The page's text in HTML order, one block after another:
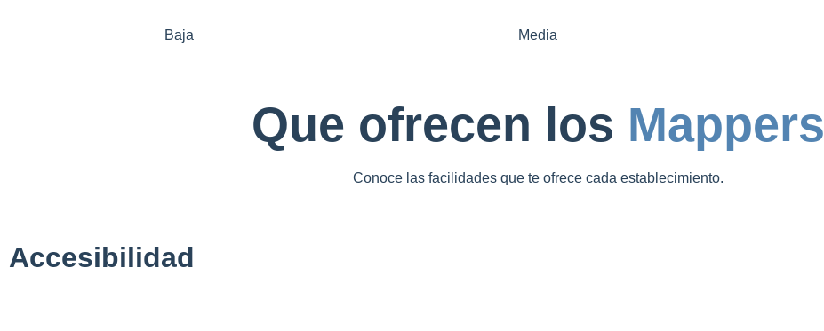
Baja Media
Que ofrecen los Mappers
Conoce las facilidades que te ofrece cada establecimiento.
Accesibilidad